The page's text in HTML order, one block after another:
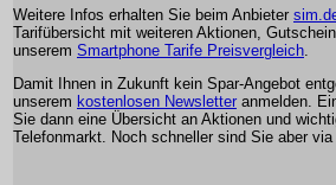
Weitere Infos erhalten Sie beim Anbieter
Tarifübersicht mit weiteren Aktionen,
unserem Smartphone Tarife Preisvergleich.
Damit Ihnen in Zukunft kein Spar-Angebot
unserem kostenlosen Newsletter anmelden.
Sie dann eine Übersicht an Aktionen und
Telefonmarkt. Noch schneller sind Sie aber via